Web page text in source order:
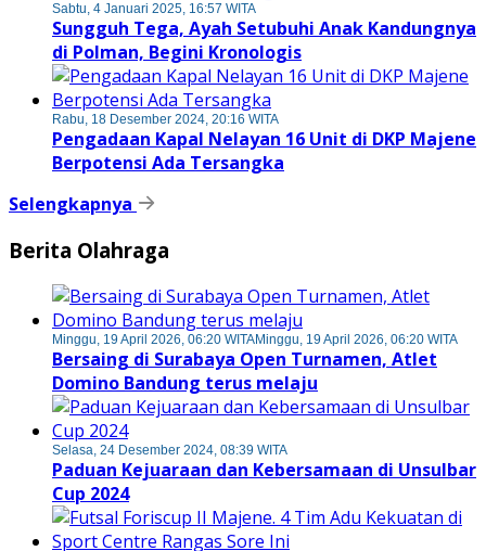
Sabtu, 4 Januari 2025, 16:57 WITA
Sungguh Tega, Ayah Setubuhi Anak Kandungnya
di Polman, Begini Kronologis
Rabu, 18 Desember 2024, 20:16 WITA
Pengadaan Kapal Nelayan 16 Unit di DKP Majene
Berpotensi Ada Tersangka
Selengkapnya
Berita Olahraga
Minggu, 19 April 2026, 06:20 WITAMinggu, 19 April 2026, 06:20 WITA
Bersaing di Surabaya Open Turnamen, Atlet
Domino Bandung terus melaju
Selasa, 24 Desember 2024, 08:39 WITA
Paduan Kejuaraan dan Kebersamaan di Unsulbar
Cup 2024